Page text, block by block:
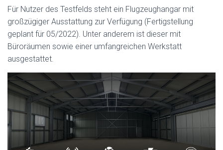
Für Nutzer des Testfelds steht ein Flugzeughangar mit
großzügiger Ausstattung zur Verfügung (Fertigstellung
geplant für 05/2022). Unter anderem ist dieser mit
Büroräumen sowie einer umfangreichen Werkstatt
ausgestattet.